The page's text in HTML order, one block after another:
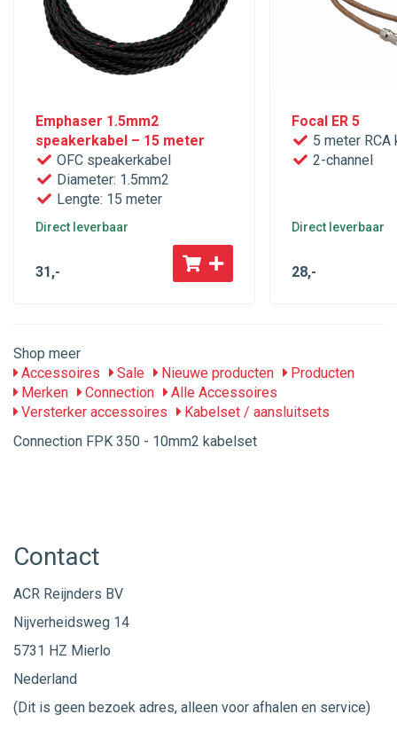
Emphaser 1.5mm2
speakerkabel – 15 meter
OFC speakerkabel
Diameter: 1.5mm2
Lengte: 15 meter
Direct leverbaar
31 ,-
Focal ER 5
5 meter RCA
2-channel
Direct leverbaar
28,-
Shop meer
Accessoires
Sale Nieuwe producten
Producten
Merken
Connection
Alle Accessoires
Versterker accessoires
Kabelset / aansluitsets
Connection FPK 350 - 10mm2 kabelset
Contact
ACR Reijnders BV
Nijverheidsweg 14
5731 HZ Mierlo
Nederland
(Dit is geen bezoek adres, alleen voor afhalen en service)